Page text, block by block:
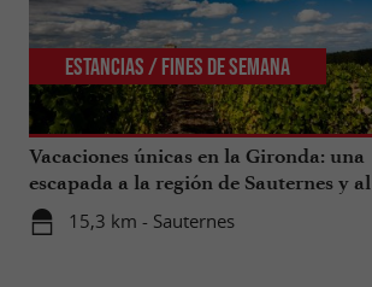
Vacaciones únicas en la Gironda: una
escapada a la región de Sauternes y al
sur de la Gironda
15,3 km - Sauternes
Estancias / Fines de Semana